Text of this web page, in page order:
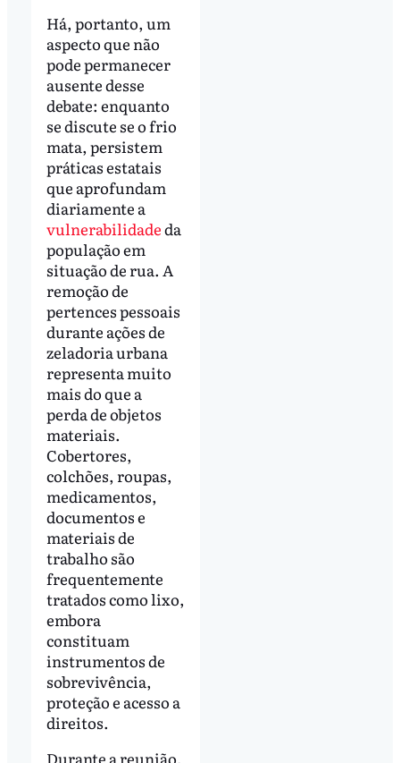
Há, portanto, um
aspecto que não
pode permanecer
ausente desse
debate: enquanto
se discute se o frio
mata, persistem
práticas estatais
que aprofundam
diariamente a
vulnerabilidadeda
população em
situação de rua. A
remoção de
pertences pessoais
durante ações de
zeladoria urbana
representa muito
mais do que a
perda de objetos
materiais.
Cobertores,
colchões, roupas,
medicamentos,
documentos e
materiais de
trabalho são
frequentemente
tratados como lixo,
embora
constituam
instrumentos de
sobrevivência,
proteção e acesso a
direitos.
Durante a reunião,